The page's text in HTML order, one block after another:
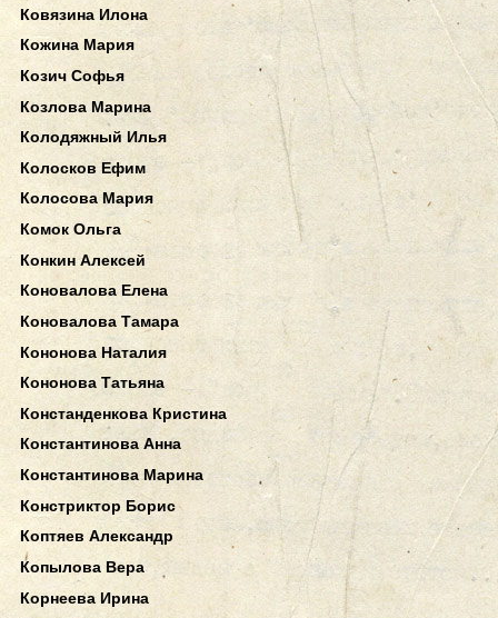
Ковязина Илона
Кожина Мария
Козич Софья
Козлова Марина
Колодяжный Илья
Колосков Ефим
Колосова Мария
Комок Ольга
Конкин Алексей
Коновалова Елена
Коновалова Тамара
Кононова Наталия
Кононова Татьяна
Констанденкова Кристина
Константинова Анна
Константинова Марина
Констриктор Борис
Коптяев Александр
Копылова Вера
Корнеева Ирина